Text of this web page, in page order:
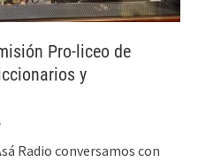
Pro-liceo de
y
Radio conversamos con